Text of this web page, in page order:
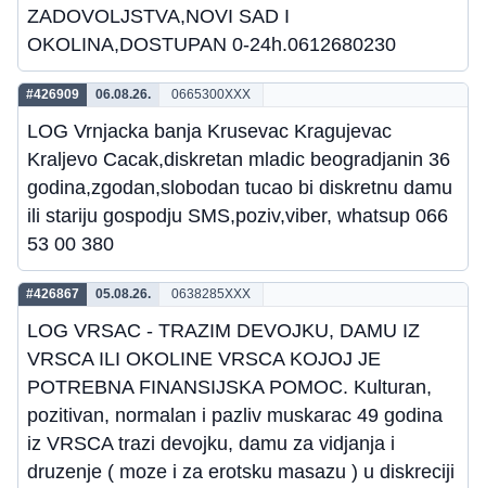
ZADOVOLJSTVA,NOVI SAD I
OKOLINA,DOSTUPAN 0-24h.0612680230
#426909 06.08.26. 0665300XXX
LOG Vrnjacka banja Krusevac Kragujevac
Kraljevo Cacak,diskretan mladic beogradjanin 36
godina,zgodan,slobodan tucao bi diskretnu damu
ili stariju gospodju SMS,poziv,viber, whatsup 066
53 00 380
#426867 05.08.26. 0638285XXX
LOG VRSAC - TRAZIM DEVOJKU, DAMU IZ
VRSCA ILI OKOLINE VRSCA KOJOJ JE
POTREBNA FINANSIJSKA POMOC. Kulturan,
pozitivan, normalan i pazliv muskarac 49 godina
iz VRSCA trazi devojku, damu za vidjanja i
druzenje ( moze i za erotsku masazu ) u diskreciji